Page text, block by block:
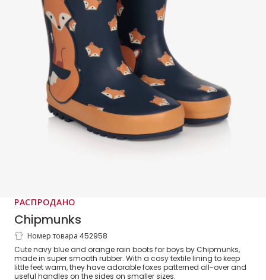
РАСПРОДАНО
Chipmunks
Сине-оранжевые резиновые сапоги с
лисичками для мальчиков
Номер товара 452958
Cute navy blue and orange rain boots for boys by Chipmunks,
made in super smooth rubber. With a cosy textile lining to keep
little feet warm, they have adorable foxes patterned all-over and
useful handles on the sides on smaller sizes.